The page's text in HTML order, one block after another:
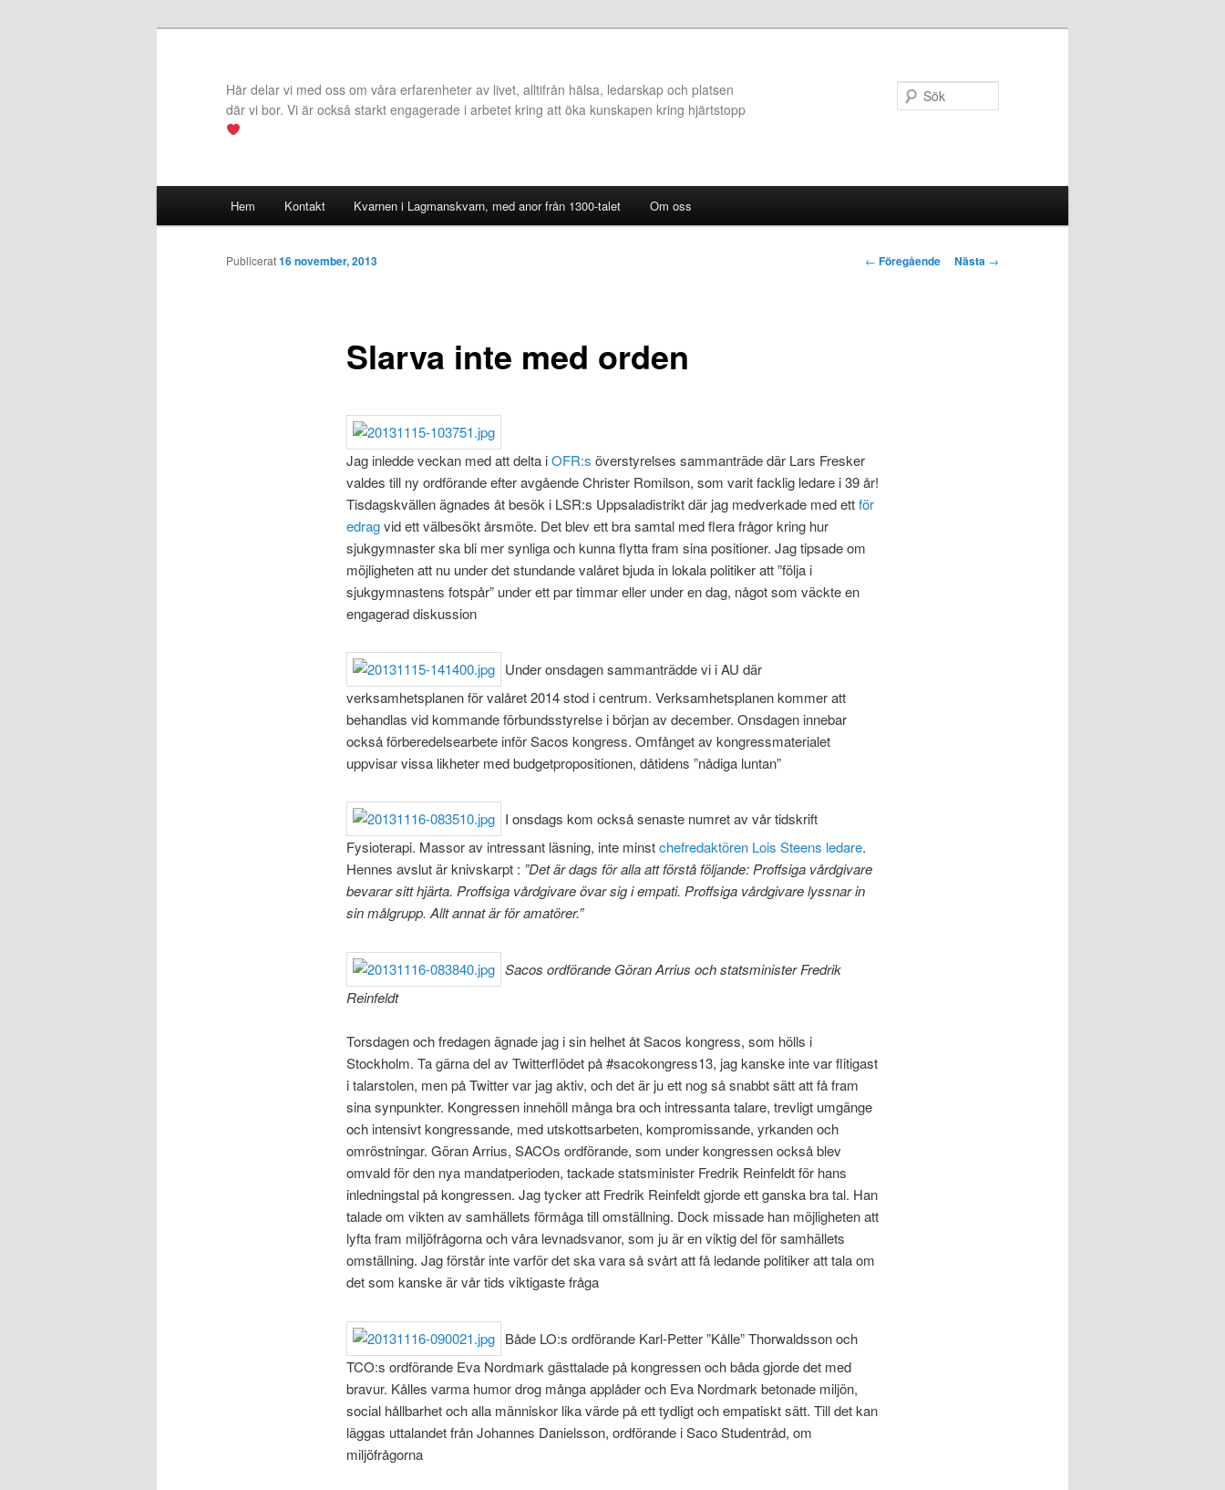
Här delar vi med oss om våra erfarenheter av livet, alltifrån hälsa, ledarskap och platsen
där vi bor. Vi är också starkt engagerade i arbetet kring att öka kunskapen kring hjärtstopp
Hem Kontakt Kvarnen i Lagmanskvarn, med anor från 1300-talet Om oss
Inläggsnavigering
← Föregående Nästa →
Slarva inte med orden
Publicerat16 november, 2013
Jag inledde veckan med att delta iOFR:s överstyrelses sammanträde där Lars Fresker
valdes till ny ordförande efter avgående Christer Romilson, som varit facklig ledare i 39 år!
Tisdagskvällen ägnades åt besök i LSR:s Uppsaladistrikt där jag medverkade med ettför
edragvid ett välbesökt årsmöte. Det blev ett bra samtal med flera frågor kring hur
sjukgymnaster ska bli mer synliga och kunna flytta fram sina positioner. Jag tipsade om
möjligheten att nu under det stundande valåret bjuda in lokala politiker att ”följa i
sjukgymnastens fotspår” under ett par timmar eller under en dag, något som väckte en
engagerad diskussion
Under onsdagen sammanträdde vi i AU där
verksamhetsplanen för valåret 2014 stod i centrum. Verksamhetsplanen kommer att
behandlas vid kommande förbundsstyrelse i början av december. Onsdagen innebar
också förberedelsearbete inför Sacos kongress. Omfånget av kongressmaterialet
uppvisar vissa likheter med budgetpropositionen, dåtidens ”nådiga luntan”
I onsdags kom också senaste numret av vår tidskrift
Fysioterapi. Massor av intressant läsning, inte minstchefredaktören Lois Steens ledare.
Hennes avslut är knivskarpt : ”Det är dags för alla att förstå följande: Proffsiga vårdgivare
bevarar sitt hjärta. Proffsiga vårdgivare övar sig i empati. Proffsiga vårdgivare lyssnar in
sin målgrupp. Allt annat är för amatörer.”
Sacos ordförande Göran Arrius och statsminister Fredrik
Reinfeldt
Torsdagen och fredagen ägnade jag i sin helhet åt Sacos kongress, som hölls i
Stockholm. Ta gärna del av Twitterflödet på #sacokongress13, jag kanske inte var flitigast
i talarstolen, men på Twitter var jag aktiv, och det är ju ett nog så snabbt sätt att få fram
sina synpunkter. Kongressen innehöll många bra och intressanta talare, trevligt umgänge
och intensivt kongressande, med utskottsarbeten, kompromissande, yrkanden och
omröstningar. Göran Arrius, SACOs ordförande, som under kongressen också blev
omvald för den nya mandatperioden, tackade statsminister Fredrik Reinfeldt för hans
inledningstal på kongressen. Jag tycker att Fredrik Reinfeldt gjorde ett ganska bra tal. Han
talade om vikten av samhällets förmåga till omställning. Dock missade han möjligheten att
lyfta fram miljöfrågorna och våra levnadsvanor, som ju är en viktig del för samhällets
omställning. Jag förstår inte varför det ska vara så svårt att få ledande politiker att tala om
det som kanske är vår tids viktigaste fråga
Både LO:s ordförande Karl-Petter ”Kålle” Thorwaldsson och
TCO:s ordförande Eva Nordmark gästtalade på kongressen och båda gjorde det med
bravur. Kålles varma humor drog många applåder och Eva Nordmark betonade miljön,
social hållbarhet och alla människor lika värde på ett tydligt och empatiskt sätt. Till det kan
läggas uttalandet från Johannes Danielsson, ordförande i Saco Studentråd, om
miljöfrågorna